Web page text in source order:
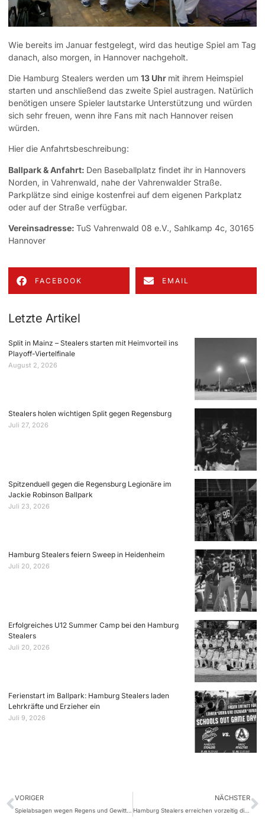
Wie bereits im Januar festgelegt, wird das heutige Spiel am Tag
danach, also morgen, in Hannover nachgeholt.
Die Hamburg Stealers werden um 13 Uhr mit ihrem Heimspiel
starten und anschließend das zweite Spiel austragen. Natürlich
benötigen unsere Spieler lautstarke Unterstützung und würden
sich sehr freuen, wenn ihre Fans mit nach Hannover reisen
würden.
Hier die Anfahrtsbeschreibung:
Ballpark & Anfahrt: Den Baseballplatz findet ihr in Hannovers
Norden, in Vahrenwald, nahe der Vahrenwalder Straße.
Parkplätze sind einige kostenfrei auf dem eigenen Parkplatz
oder auf der Straße verfügbar.
Vereinsadresse: TuS Vahrenwald 08 e.V., Sahlkamp 4c, 30165
Hannover
FACEBOOK EMAIL
Letzte Artikel
Split in Mainz – Stealers starten mit Heimvorteil ins
Playoff-Viertelfinale
August 2, 2026
Stealers holen wichtigen Split gegen Regensburg
Juli 27, 2026
Spitzenduell gegen die Regensburg Legionäre im
Jackie Robinson Ballpark
Juli 23, 2026
Hamburg Stealers feiern Sweep in Heidenheim
Juli 20, 2026
Erfolgreiches U12 Summer Camp bei den Hamburg
Stealers
Juli 20, 2026
Ferienstart im Ballpark: Hamburg Stealers laden
Lehrkräfte und Erzieher ein
Juli 9, 2026
VORIGER NÄCHSTER
Hamburg Stealers erreichen vorzeitig die Play-offs